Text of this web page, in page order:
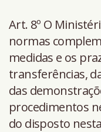
Art. 8º O
normas
medidas e os
transferências,
das
procedimentos
do disposto